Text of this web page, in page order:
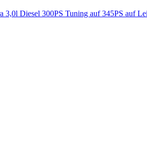
3,0l Diesel 300PS Tuning auf 345PS auf